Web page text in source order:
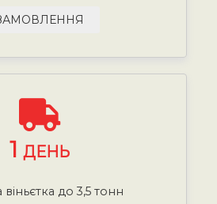
1 ДЕНЬ
віньєтка до 3,5 тонн